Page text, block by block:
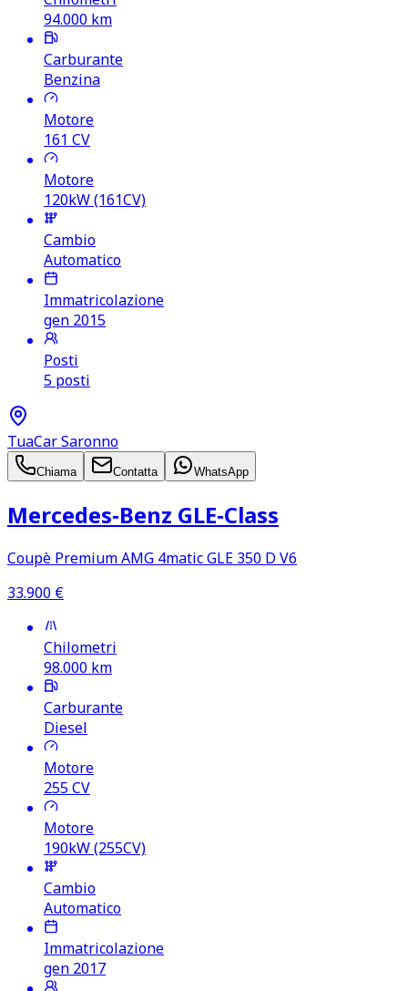
94.000 km
Carburante
Benzina
Motore
161 CV
Motore
120kW (161CV)
Cambio
Automatico
Immatricolazione
gen 2015
Posti
5 posti
TuaCar Saronno
Chiama Contatta WhatsApp
Mercedes‑Benz GLE‑Class
Coupè Premium AMG 4matic GLE 350 D V6
33.900 €
Chilometri
98.000 km
Carburante
Diesel
Motore
255CV
Motore
190kW (255CV)
Cambio
Automatico
Immatricolazione
gen 2017